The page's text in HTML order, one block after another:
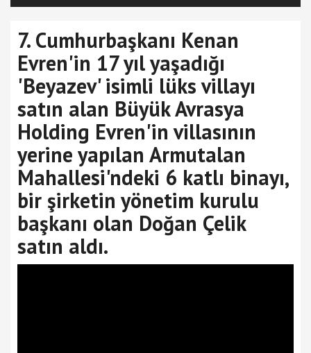
7. Cumhurbaşkanı Kenan
Evren'in 17 yıl yaşadığı
'Beyazev' isimli lüks villayı
satın alan Büyük Avrasya
Holding Evren'in villasının
yerine yapılan Armutalan
Mahallesi'ndeki 6 katlı binayı,
bir şirketin yönetim kurulu
başkanı olan Doğan Çelik
satın aldı.